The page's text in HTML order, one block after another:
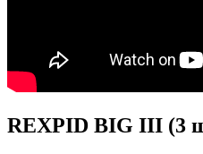
REXPID BIG III (3